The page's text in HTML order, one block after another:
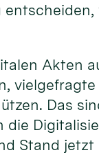
Akten
Das
Stand